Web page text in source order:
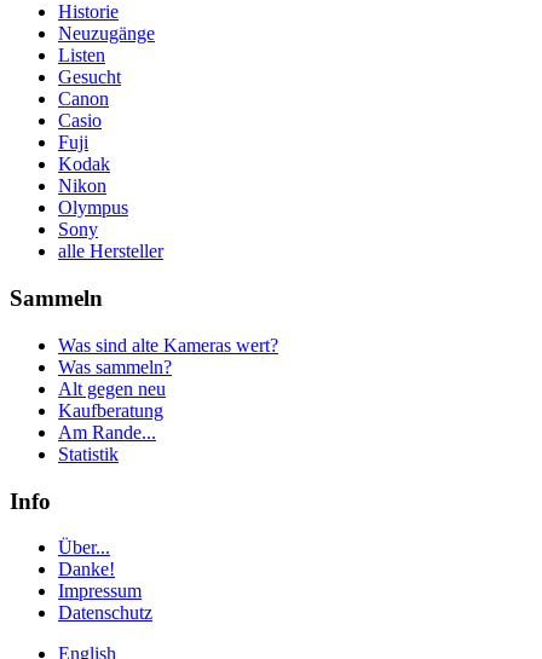
Historie
Neuzugänge
Listen
Gesucht
Canon
Casio
Fuji
Kodak
Nikon
Olympus
Sony
alle Hersteller
Sammeln
Was sind alte Kameras wert?
Was sammeln?
Alt gegen neu
Kaufberatung
Am Rande...
Statistik
Info
Über...
Danke!
Impressum
Datenschutz
English